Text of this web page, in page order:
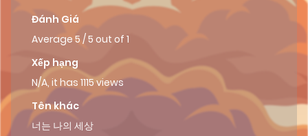
Đánh Giá
Average 5 /5 out of 1
Xếp hạng
N/A, it has 1115 views
Tên khác
너는 나의 세상